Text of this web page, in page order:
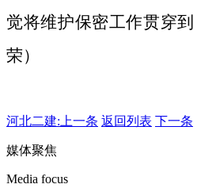
觉将维护保密工作贯穿
荣）
河北二建: 上一条 返回列表 下一条
媒体聚焦
Media focus